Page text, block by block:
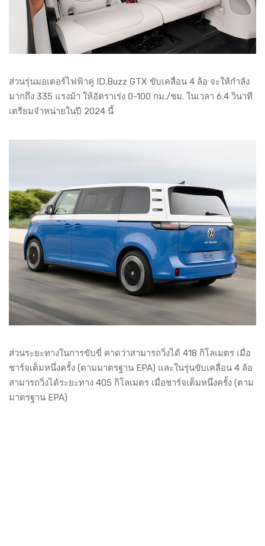
ส่วนรุ่นมอเตอร์ไฟฟ้าคู่ ID.Buzz GTX ขับเคลื่อน 4 ล้อ จะให้กำลัง
มากถึง 335 แรงม้า ให้อัตราเร่ง 0-100 กม./ชม. ในเวลา 6.4 วินาที
เตรียมจำหน่ายในปี 2024 นี้
ส่วนระยะทางในการขับขี่ คาดว่าสามารถวิ่งได้ 418 กิโลเมตร เมื่อ
ชาร์จเต็มหนึ่งครั้ง (ตามมาตรฐาน EPA) และในรุ่นขับเคลื่อน 4 ล้อ
สามารถวิ่งได้ระยะทาง 405 กิโลเมตร เมื่อชาร์จเต็มหนึ่งครั้ง (ตาม
มาตรฐาน EPA)